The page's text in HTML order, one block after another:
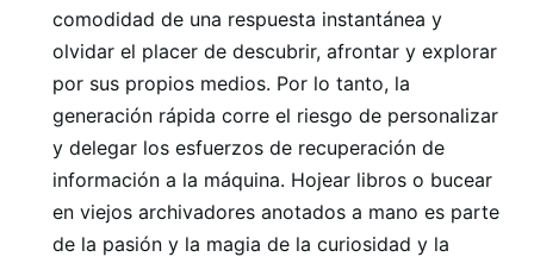
comodidad de una respuesta instantánea y
olvidar el placer de descubrir, afrontar y explorar
por sus propios medios. Por lo tanto, la
generación rápida corre el riesgo de personalizar
y delegar los esfuerzos de recuperación de
información a la máquina. Hojear libros o bucear
en viejos archivadores anotados a mano es parte
de la pasión y la magia de la curiosidad y la